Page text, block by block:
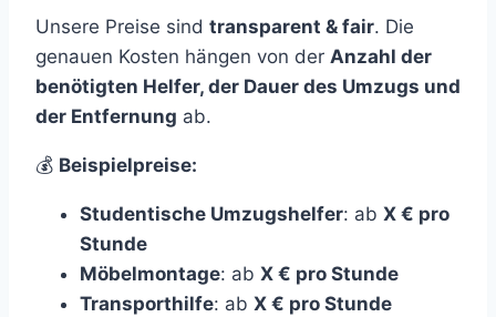
Unsere Preise sind transparent & fair. Die
genauen Kosten hängen von der Anzahl der
benötigten Helfer, der Dauer des Umzugs und
der Entfernung ab.
💰 Beispielpreise:
Studentische Umzugshelfer: ab X € pro
Stunde
Möbelmontage: ab X € pro Stunde
Transporthilfe: ab X € pro Stunde